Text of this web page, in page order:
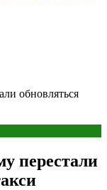
обновляться
перестали